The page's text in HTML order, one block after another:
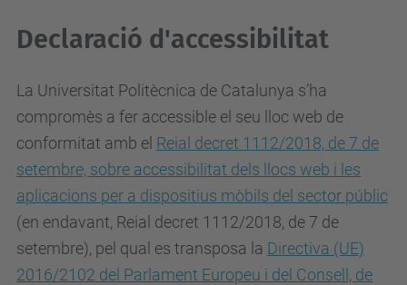
Declaració d'accessibilitat
La Universitat Politècnica de Catalunya s’ha
compromès a fer accessible el seu lloc web de
conformitat amb el Reial decret 1112/2018, de 7 de
setembre, sobre accessibilitat dels llocs web i les
aplicacions per a dispositius mòbils del sector públic
(en endavant, Reial decret 1112/2018, de 7 de
setembre), pel qual es transposa la Directiva (UE)
2016/2102 del Parlament Europeu i del Consell, de